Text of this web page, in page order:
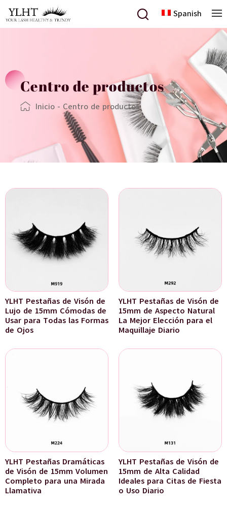
Spanish
Centro de productos
Inicio - Centro de productos
YLHT Pestañas de Visón de
Lujo de 15mm Cómodas de
Usar para Todas las Formas
de Ojos
YLHT Pestañas de Visón de
15mm de Aspecto Natural
La Mejor Elección para el
Maquillaje Diario
YLHT Pestañas Dramáticas
de Visón de 15mm Volumen
Completo para una Mirada
Llamativa
YLHT Pestañas de Visón de
15mm de Alta Calidad
Ideales para Citas de Fiesta
o Uso Diario